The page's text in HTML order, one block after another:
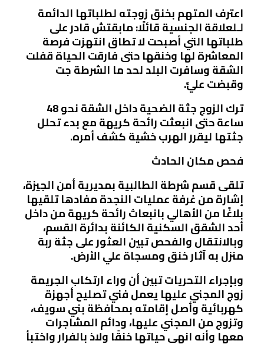
اعترف المتهم بخنق زوجته لطلباتها الدائمة
لـلعلاقة الجنسية قائلًا: مابقتش قادر على
طلباتها التي أصبحت لا تطاق انتهزت فرصة
المعاشرة لها وخنقها حتى فارقت الحياة قفلت
الشقة وسافرت البلد لحد ما الشرطة جت
وقبضت عليَّ.
ترك الزوج جثة الضحية داخل الشقة نحو 48
ساعة حتى انبعثت رائحة كريهة مع بدء تحلل
جثتها ليقرر الهرب خشية كشف أمره.
فحص مكان الحادث
تلقى قسم شرطة الطالبية بمديرية أمن الجيزة،
إشارة من غرفة عمليات النجدة مفادها تلقيها
بلاغًا من الأهالي بانبعاث رائحة كريهة من داخل
أحد الشقق السكنية الكائنة بدائرة القسم،
وبالانتقال والفحص تبين العثور على جثة ربة
منزل به آثار خنق ومسجاة علي الأرض.
وبإجراء التحريات تبين أن وراء ارتكاب الجريمة
زوج المجني عليها يعمل فني تصليح أجهزة
كهربائية وأصل إقامته بمحافظة بني سويف،
وتزوج من المجني عليها، ودائم المشاجرات
معها وأنه انهي حياتها خنقًا ولاذ بالفرار واختبأ